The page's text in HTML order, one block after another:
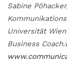
Sabine
Universität
Business